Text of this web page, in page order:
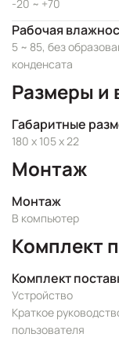
-20 ~ +70
Рабочая
5 ~ 85, без
конденсата
Размеры и
Габаритные
180 x 105 x 22
Монтаж
Монтаж
В компьютер
Комплект
Комплект
Устройство
Краткое
пользователя